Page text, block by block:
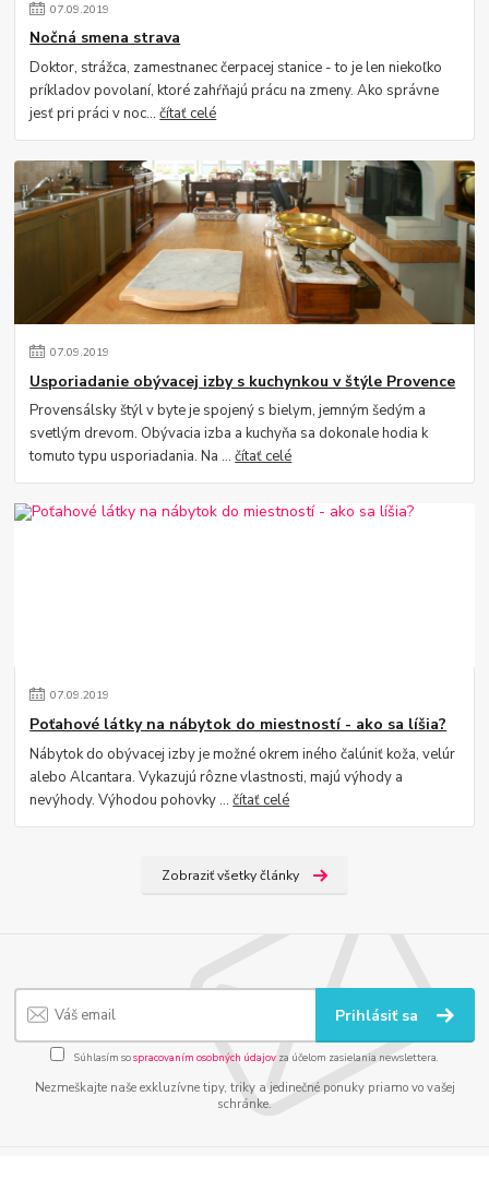
07.09.2019
Nočná smena strava
Doktor, strážca, zamestnanec čerpacej stanice - to je len niekoľko
príkladov povolaní, ktoré zahŕňajú prácu na zmeny. Ako správne
jesť pri práci v noc...čítať celé
07.09.2019
Usporiadanie obývacej izby s kuchynkou v štýle Provence
Provensálsky štýl v byte je spojený s bielym, jemným šedým a
svetlým drevom. Obývacia izba a kuchyňa sa dokonale hodia k
tomuto typu usporiadania. Na ...čítať celé
07.09.2019
Poťahové látky na nábytok do miestností - ako sa líšia?
Nábytok do obývacej izby je možné okrem iného čalúniť koža, velúr
alebo Alcantara. Vykazujú rôzne vlastnosti, majú výhody a
nevýhody. Výhodou pohovky ...čítať celé
Zobraziť všetky články
Prihlásiť sa
Súhlasím sospracovaním osobných údajov za účelom zasielania newslettera.
Nezmeškajte naše exkluzívne tipy, triky a jedinečné ponuky priamo vo vašej
schránke.